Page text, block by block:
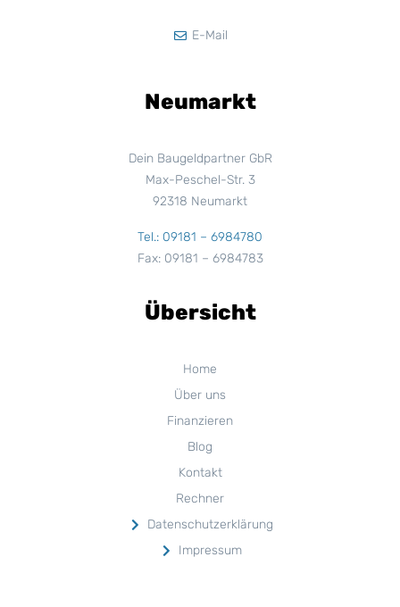
E-Mail
Neumarkt
Dein Baugeldpartner GbR
Max-Peschel-Str. 3
92318 Neumarkt
Tel.: 09181 – 6984780
Fax: 09181 – 6984783
Übersicht
Home
Über uns
Finanzieren
Blog
Kontakt
Rechner
Datenschutzerklärung
Impressum